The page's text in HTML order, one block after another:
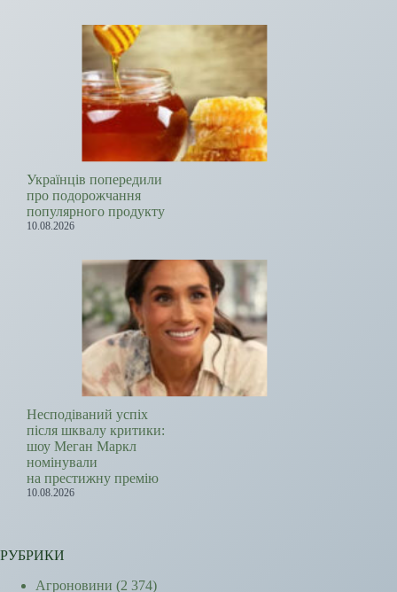
Українців попередили
про подорожчання
популярного продукту
10.08.2026
Несподіваний успіх
після шквалу критики:
шоу Меган Маркл
номінували
на престижну премію
10.08.2026
РУБРИКИ
Агроновини (2 374)